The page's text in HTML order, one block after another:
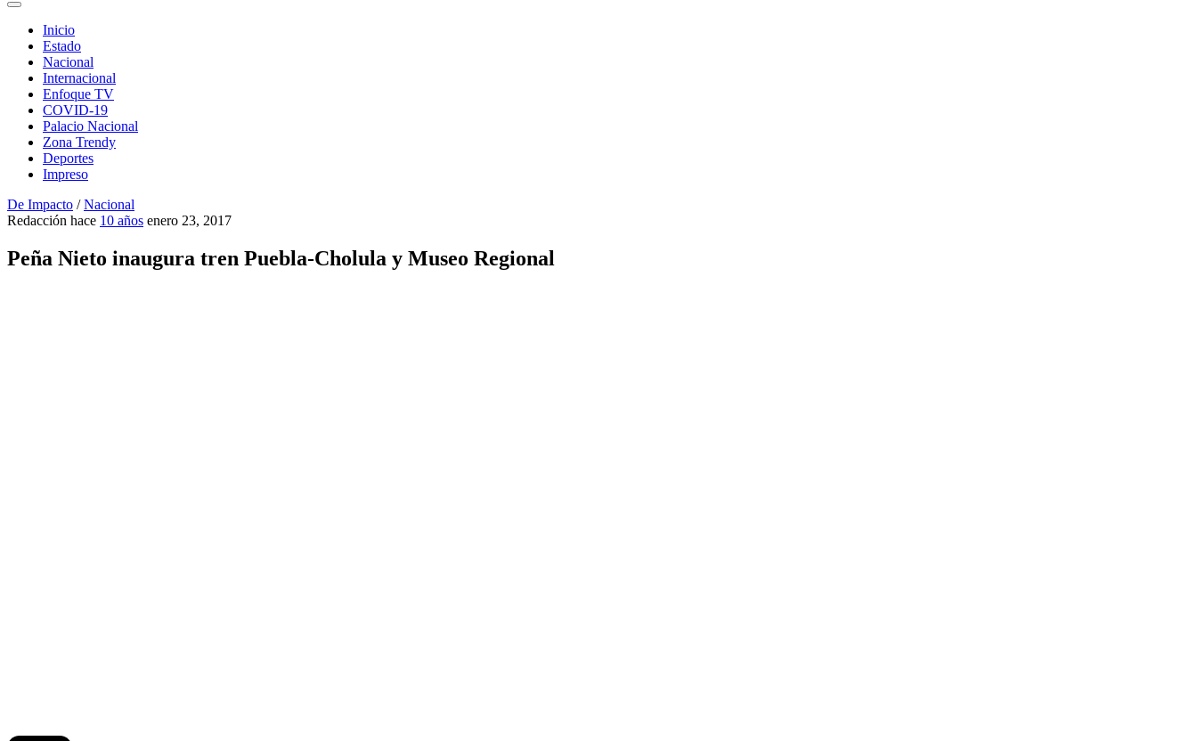
Inicio
Estado
Nacional
Internacional
Enfoque TV
COVID-19
Palacio Nacional
Zona Trendy
Deportes
Impreso
De Impacto /Nacional
Redacción hace 10 años enero 23, 2017
Peña Nieto inaugura tren Puebla-Cholula y Museo Regional